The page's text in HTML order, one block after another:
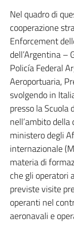
Nel quadro di
cooperazione
Enforcement
dell’Argentina –
Policía Federal
Aeroportuaria,
svolgendo in
presso la Scuola
nell’ambito
ministero degli
internazionale
materia di
che gli operatori
previste visite
operanti nel
aeronavali e